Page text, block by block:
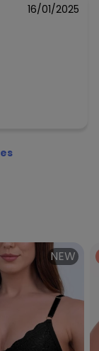
16/01/2025
NEW